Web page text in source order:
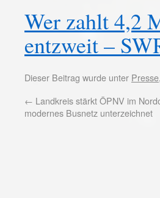
Wer zahlt 4,2
entzweit –
Dieser Beitrag wurde unter Presse,
← Landkreis stärkt ÖPNV im
modernes Busnetz unterzeichnet